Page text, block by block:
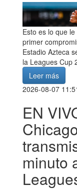
Esto es lo que
primer
Estadio Azteca
la Leagues Cup
Leer más
2026-08-07
EN
minuto